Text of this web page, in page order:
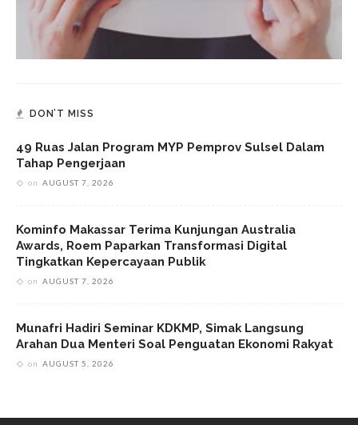
DON’T MISS
49 Ruas Jalan Program MYP Pemprov Sulsel Dalam
Tahap Pengerjaan
on AUGUST 7, 2026
Kominfo Makassar Terima Kunjungan Australia
Awards, Roem Paparkan Transformasi Digital
Tingkatkan Kepercayaan Publik
on AUGUST 7, 2026
Munafri Hadiri Seminar KDKMP, Simak Langsung
Arahan Dua Menteri Soal Penguatan Ekonomi Rakyat
on AUGUST 5, 2026